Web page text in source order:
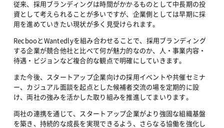
従来、採用ブランディングは時間がかかるものとして中長期の投
資として考えられることが多いですが、企業側としては早期に採
用を進めていきたい現状が多く見受けられます。
RecbooとWantedlyを組み合わせることで、採用ブランディング
する企業が競合他社と比べて何が魅力的なのか、人・事業内容・
待遇・ビジョンなど複合的な観点で明確にしていきます。
また今後、スタートアップ企業向けの採用イベントや共催セミナ
ー、カジュアル面談を起点とした候補者交流の場を定期的に設
け、両社の強みを活かした取り組みを推進してまいります。
両社の連携を通じて、スタートアップ企業がより強固な組織基盤
を築き、持続的な成長を実現できるよう、さらなる協働を強化し